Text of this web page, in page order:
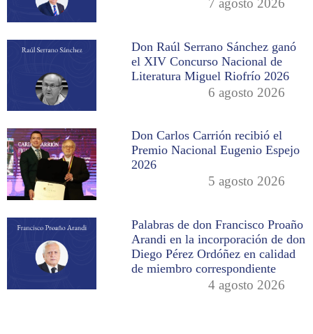
7 agosto 2026
Don Raúl Serrano Sánchez ganó
el XIV Concurso Nacional de
Literatura Miguel Riofrío 2026
6 agosto 2026
Don Carlos Carrión recibió el
Premio Nacional Eugenio Espejo
2026
5 agosto 2026
Palabras de don Francisco Proaño
Arandi en la incorporación de don
Diego Pérez Ordóñez en calidad
de miembro correspondiente
4 agosto 2026